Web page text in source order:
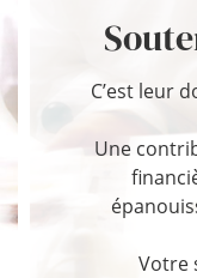
C’est leur
Une
Votre